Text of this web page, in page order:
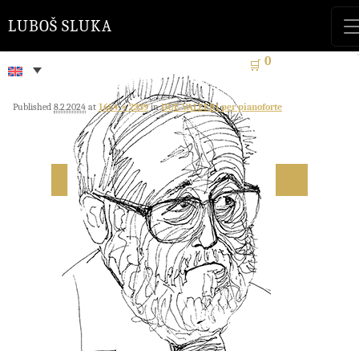
🛒 0
LUBOŠ SLUKA
Published 8.2.2024 at 1654 × 2339inDUE VALZERI per pianoforte